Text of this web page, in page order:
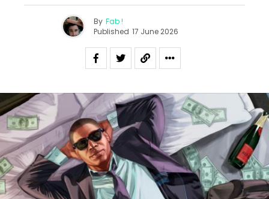
By Fab !
Published 17 June 2026